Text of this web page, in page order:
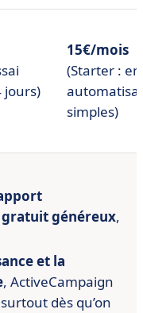
jours)
15€/mois
(Starter :
simples)
généreux,
et la
, ActiveCampaign
dès qu’on